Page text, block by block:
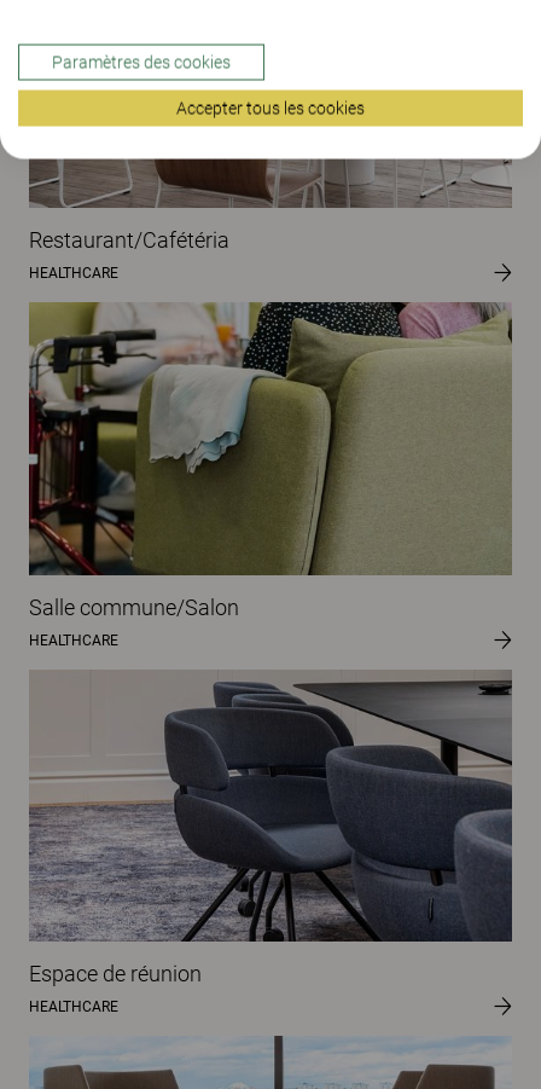
Restaurant/Cafétéria
HEALTHCARE
Salle commune/Salon
HEALTHCARE
Espace de réunion
HEALTHCARE
Paramètres des cookies
Accepter tous les cookies